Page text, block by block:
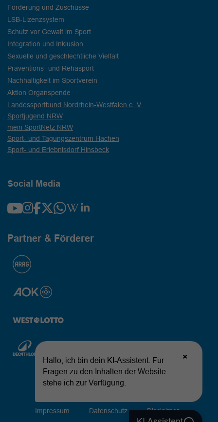
Förderung und Zuschüsse
LSB-Lizenzsystem
Schutz vor Gewalt im Sport
Integration und Inklusion
Sexuelle und geschlechtliche Vielfalt
Präventions- und Rehasport
Nachhaltigkeit im Sportverein
Aktion Organspende
Landessportbund Nordrhein-Westfalen e. V.
Sportjugend NRW
mein SportNetz NRW
Sport- und Tagungszentrum Hachen
Sport- und Erlebnisdorf Hinsbeck
Social Media
Partner & Förderer
Impressum
Datenschutz Disclaimer